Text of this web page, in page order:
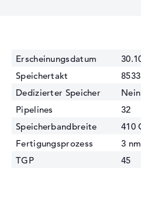
Erscheinungsdatum
Speichertakt
Dedizierter Speicher
Nein
Pipelines
32
Speicherbandbreite
410
Fertigungsprozess
3 nm
TGP
45